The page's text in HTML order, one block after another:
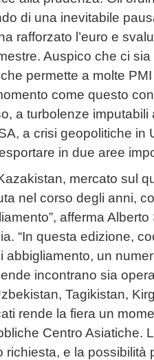
di una inevitabile
rafforzato l’euro e
Auspico che ci
permette a molte
come questo
a turbolenze imputabili
a crisi geopolitiche in
in due aree
mercato sul
nel corso degli anni,
afferma
“In questa edizione,
un
incontrano sia
Tagikistan,
rende la fiera un
Centro Asiatiche.
richiesta, e la